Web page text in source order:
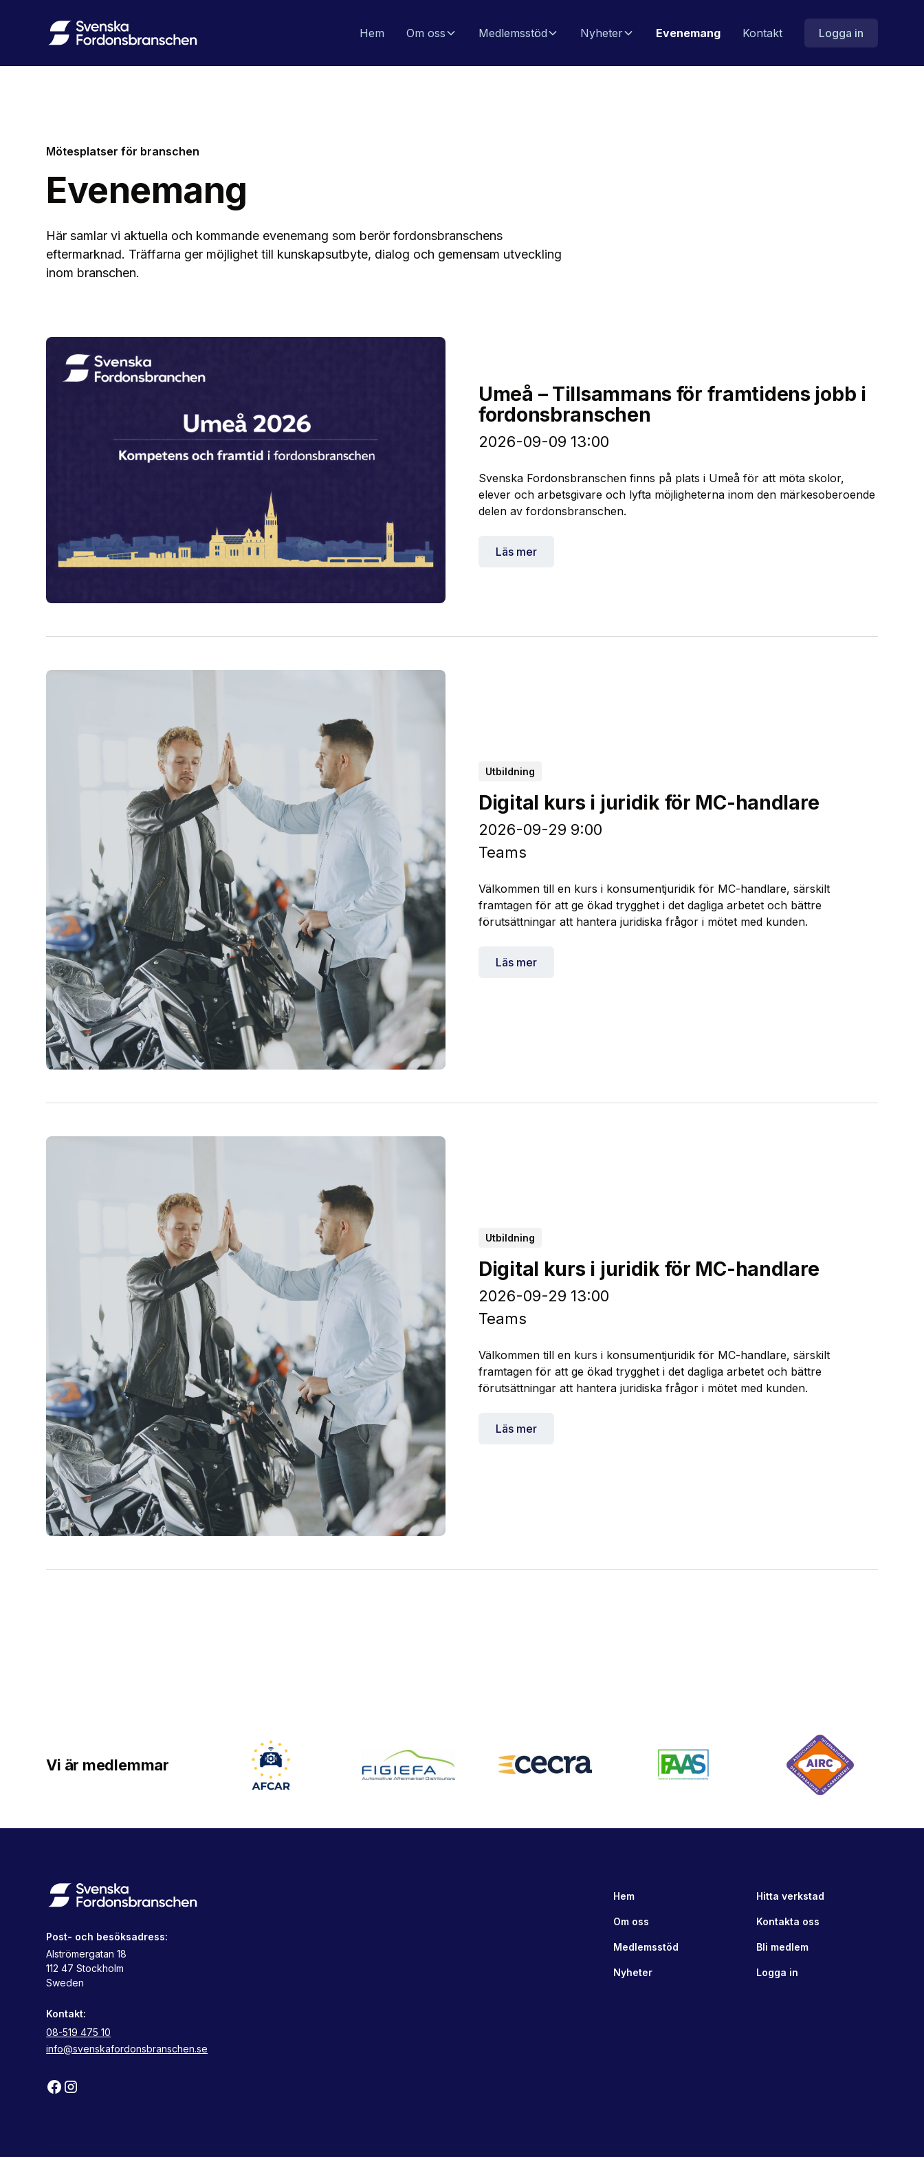
Hem Om oss Medlemsstöd Nyheter Evenemang Kontakt Logga in
Mötesplatser för branschen
Evenemang
Här samlar vi aktuella och kommande evenemang som berör fordonsbranschens
eftermarknad. Träffarna ger möjlighet till kunskapsutbyte, dialog och gemensam utveckling
inom branschen.
Umeå – Tillsammans för framtidens jobb i
fordonsbranschen
2026-09-09 13:00
Svenska Fordonsbranschen finns på plats i Umeå för att möta skolor,
elever och arbetsgivare och lyfta möjligheterna inom den märkesoberoende
delen av fordonsbranschen.
Läs mer
Utbildning
Digital kurs i juridik för MC-handlare
2026-09-29 9:00
Teams
Välkommen till en kurs i konsumentjuridik för MC-handlare, särskilt
framtagen för att ge ökad trygghet i det dagliga arbetet och bättre
förutsättningar att hantera juridiska frågor i mötet med kunden.
Läs mer
Utbildning
Digital kurs i juridik för MC-handlare
2026-09-29 13:00
Teams
Välkommen till en kurs i konsumentjuridik för MC-handlare, särskilt
framtagen för att ge ökad trygghet i det dagliga arbetet och bättre
förutsättningar att hantera juridiska frågor i mötet med kunden.
Läs mer
Vi är medlemmar
Post- och besöksadress:
Alströmergatan 18
112 47 Stockholm
Sweden
Kontakt:
08-519 475 10
info@svenskafordonsbranschen.se
Hem
Om oss
Medlemsstöd
Nyheter
Hitta verkstad
Kontakta oss
Bli medlem
Logga in